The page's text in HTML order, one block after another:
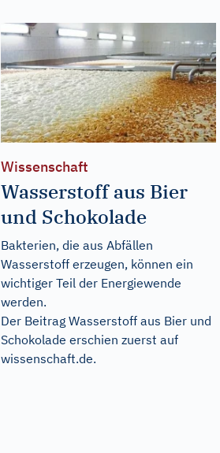
Wissenschaft
Wasserstoff aus Bier
und Schokolade
Bakterien, die aus Abfällen
Wasserstoff erzeugen, können ein
wichtiger Teil der Energiewende
werden.
Der Beitrag Wasserstoff aus Bier und
Schokolade erschien zuerst auf
wissenschaft.de.